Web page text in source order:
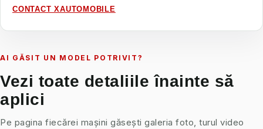
CONTACT XAUTOMOBILE
AI GĂSIT UN MODEL POTRIVIT?
Vezi toate detaliile înainte să
aplici
Pe pagina fiecărei mașini găsești galeria foto, turul video